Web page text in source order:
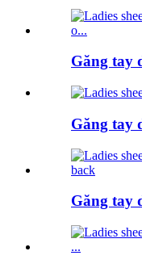
Găng tay
Găng tay
Găng tay